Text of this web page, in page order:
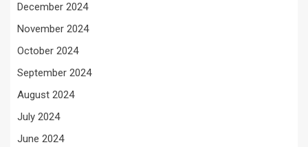
December 2024
November 2024
October 2024
September 2024
August 2024
July 2024
June 2024